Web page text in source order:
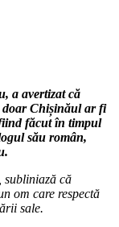
a avertizat că
doar Chișinăul ar fi
făcut în timpul
său român,
subliniază că
om care respectă
sale.